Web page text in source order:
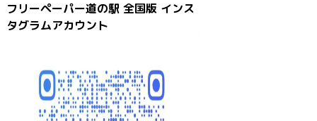
フリーペーパー道の駅 全国版 インス
タグラムアカウント